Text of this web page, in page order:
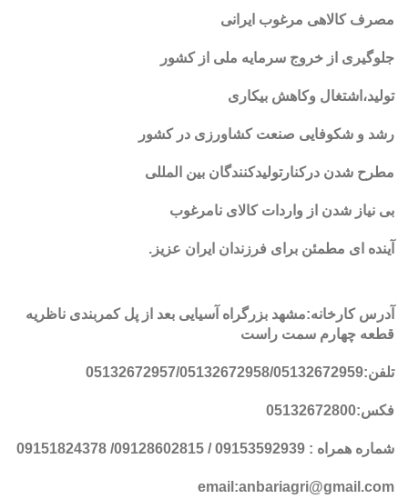
مصرف کالاهی مرغوب ایرانی
جلوگیری از خروج سرمایه ملی از کشور
تولید،اشتغال وکاهش بیکاری
رشد و شکوفایی صنعت کشاورزی در کشور
مطرح شدن درکنارتولیدکنندگان بین المللی
بی نیاز شدن از واردات کالای نامرغوب
آینده ای مطمئن برای فرزندان ایران عزیز .
آدرس کارخانه:مشهد بزرگراه آسیایی بعد از پل کمربندی ناظریه
قطعه چهارم سمت راست
تلفن:05132672957/05132672958/05132672959
فکس:05132672800
شماره همراه : 09153592939 / 09128602815/ 09151824378
email:anbariagri@gmail.com